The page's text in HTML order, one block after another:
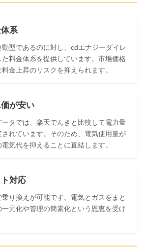
系
型であるのに対し、cdエナジーダイレ
料金体系を提供しています。市場価格
金上昇のリスクを抑えられます。
が安い
タでは、楽天でんきと比較して電力量
れています。そのため、電気使用量が
気代を抑えることに直結します。
対応
り換えが可能です。電気とガスをまと
元化や管理の簡素化という恩恵を受け